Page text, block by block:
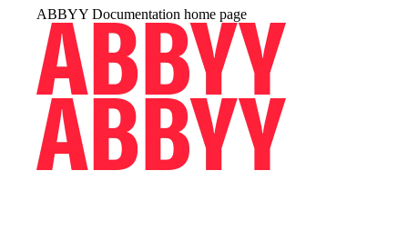
ABBYY Documentation home page